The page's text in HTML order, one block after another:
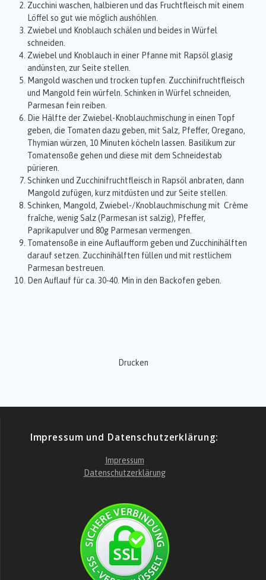
Zucchini waschen, halbieren und das Fruchtfleisch mit einem
Löffel so gut wie möglich aushöhlen.
Zwiebel und Knoblauch schälen und beides in Würfel
schneiden.
Zwiebel und Knoblauch in einer Pfanne mit Rapsöl glasig
andünsten, zur Seite stellen.
Mangold waschen und trocken tupfen. Zucchinifruchtfleisch
und Mangold fein würfeln. Schinken in Würfel schneiden,
Parmesan fein reiben.
Die Hälfte der Zwiebel-Knoblauchmischung in einen Topf
geben, die Tomaten dazu geben, mit Salz, Pfeffer, Oregano,
Thymian würzen, 10 Minuten köcheln lassen. Basilikum zur
Tomatensoße gehen und diese mit dem Schneidestab
pürieren.
Schinken und Zucchinifruchtfleisch in Rapsöl anbraten, dann
Mangold zufügen, kurz mitdüsten und zur Seite stellen.
Schinken, Mangold, Zwiebel-/Knoblauchmischung mit Crème
fraîche, wenig Salz (Parmesan ist salzig), Pfeffer,
Paprikapulver und 80g Parmesan vermengen.
Tomatensoße in eine Auflaufform geben und Zucchinihälften
darauf setzen. Zucchinihälften füllen und mit restlichem
Parmesan bestreuen.
Den Auflauf für ca. 30-40. Min in den Backofen geben.
Drucken
Impressum und Datenschutzerklärung:
Impressum
Datenschutzerklärung